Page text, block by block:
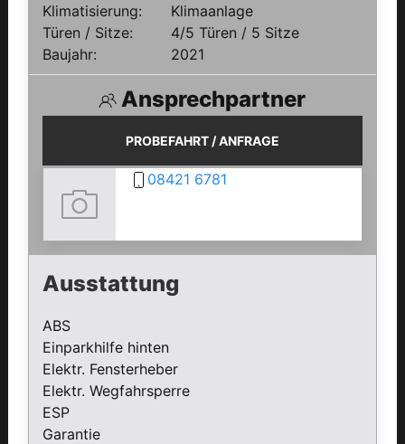
Klimatisierung:
Klimaanlage
Türen / Sitze:
4/5 Türen / 5 Sitze
Baujahr:
2021
Ansprechpartner
PROBEFAHRT / ANFRAGE
08421 6781
Ausstattung
ABS
Einparkhilfe hinten
Elektr. Fensterheber
Elektr. Wegfahrsperre
ESP
Garantie